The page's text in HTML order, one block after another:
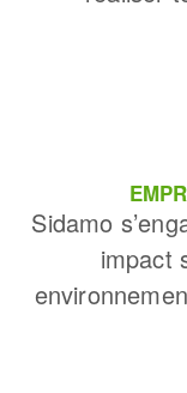
Sidamo
impact